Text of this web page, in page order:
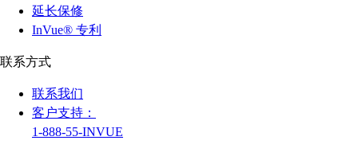
延长保修
InVue® 专利
联系方式
联系我们
客户支持：
1-888-55-INVUE